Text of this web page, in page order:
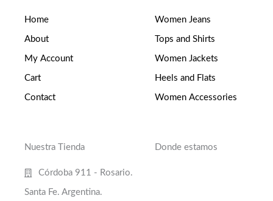
Home
About
My Account
Cart
Contact
Women Jeans
Tops and Shirts
Women Jackets
Heels and Flats
Women Accessories
Nuestra Tienda
Córdoba 911 - Rosario.
Santa Fe. Argentina.
Donde estamos